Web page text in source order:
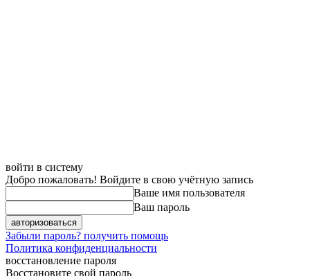
войти в систему
Добро пожаловать! Войдите в свою учётную запись
Ваше имя пользователя
Ваш пароль
Забыли пароль? получить помощь
Политика конфиденциальности
восстановление пароля
Восстановите свой пароль